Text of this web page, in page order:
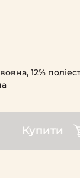
Купити
12%